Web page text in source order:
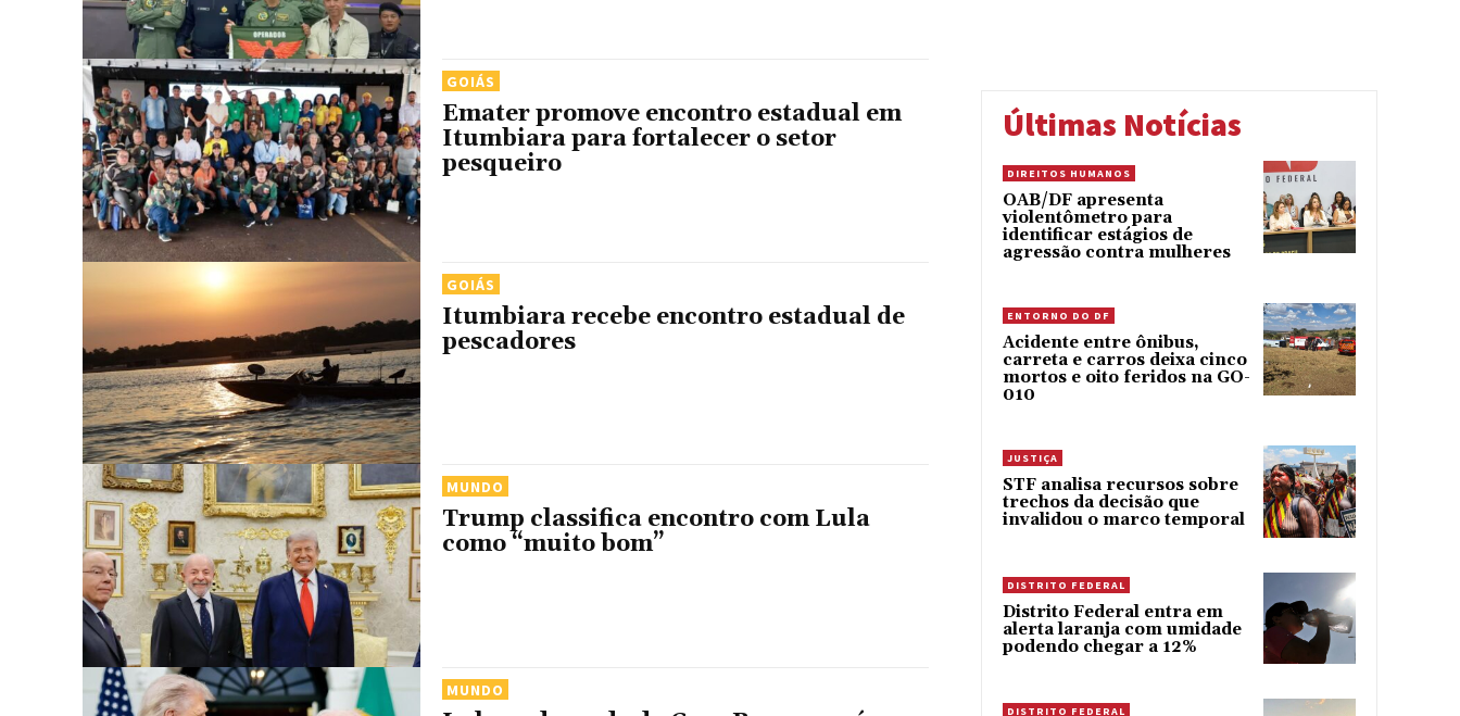
GOIÁS
Emater promove encontro estadual em
Itumbiara para fortalecer o setor
pesqueiro
GOIÁS
Itumbiara recebe encontro estadual de
pescadores
MUNDO
Trump classifica encontro com Lula
como “muito bom”
MUNDO
Últimas Notícias
DIREITOS HUMANOS
OAB/DF apresenta
violentômetro para
identificar estágios de
agressão contra mulheres
ENTORNO DO DF
Acidente entre ônibus,
carreta e carros deixa cinco
mortos e oito feridos na GO-
010
JUSTIÇA
STF analisa recursos sobre
trechos da decisão que
invalidou o marco temporal
DISTRITO FEDERAL
Distrito Federal entra em
alerta laranja com umidade
podendo chegar a 12%
DISTRITO FEDERAL